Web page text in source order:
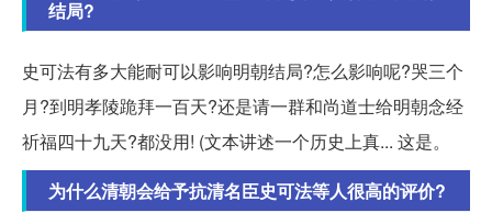
结局?
史可法有多大能耐可以影响明朝结局?怎么影响呢?哭三个
月?到明孝陵跪拜一百天?还是请一群和尚道士给明朝念经
祈福四十九天?都没用! (文本讲述一个历史上真... 这是。
为什么清朝会给予抗清名臣史可法等人很高的评价?